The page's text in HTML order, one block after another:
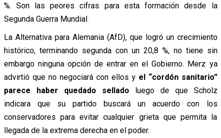
%. Son las peores cifras para esta formación desde la
Segunda Guerra Mundial.
La Alternativa para Alemania (AfD), que logró un crecimiento
histórico, terminando segunda con un 20,8 %, no tiene sin
embargo ninguna opción de entrar en el Gobierno. Merz ya
advirtió que no negociará con ellos y el “cordón sanitario”
parece haber quedado sellado luego de que Scholz
indicara que su partido buscará un acuerdo con los
conservadores para evitar cualquier grieta que permita la
llegada de la extrema derecha en el poder.